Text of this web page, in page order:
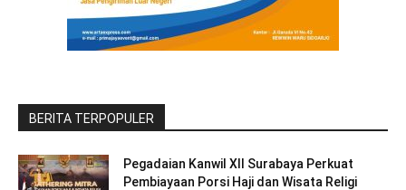
BERITA TERPOPULER
Pegadaian Kanwil XII Surabaya Perkuat
Pembiayaan Porsi Haji dan Wisata Religi